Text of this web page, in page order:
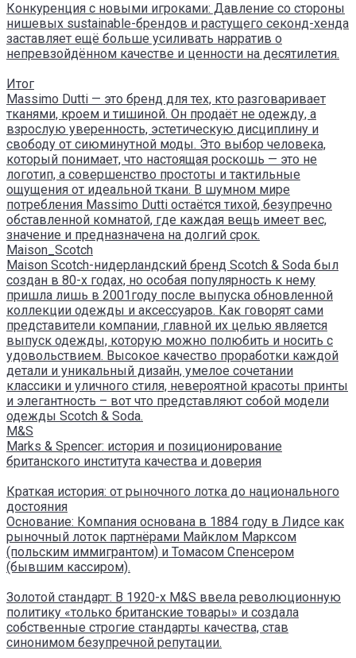
Конкуренция с новыми игроками: Давление со стороны
нишевых sustainable-брендов и растущего секонд-хенда
заставляет ещё больше усиливать нарратив о
непревзойдённом качестве и ценности на десятилетия.
Итог
Massimo Dutti — это бренд для тех, кто разговаривает
тканями, кроем и тишиной. Он продаёт не одежду, а
взрослую уверенность, эстетическую дисциплину и
свободу от сиюминутной моды. Это выбор человека,
который понимает, что настоящая роскошь — это не
логотип, а совершенство простоты и тактильные
ощущения от идеальной ткани. В шумном мире
потребления Massimo Dutti остаётся тихой, безупречно
обставленной комнатой, где каждая вещь имеет вес,
значение и предназначена на долгий срок.
Maison_Scotch
Maison Scotch-нидерландский бренд Scotch & Soda был
создан в 80-х годах, но особая популярность к нему
пришла лишь в 2001году после выпуска обновленной
коллекции одежды и аксессуаров. Как говорят сами
представители компании, главной их целью является
выпуск одежды, которую можно полюбить и носить с
удовольствием. Высокое качество проработки каждой
детали и уникальный дизайн, умелое сочетании
классики и уличного стиля, невероятной красоты принты
и элегантность – вот что представляют собой модели
одежды Scotch & Soda.
M&S
Marks & Spencer: история и позиционирование
британского института качества и доверия
Краткая история: от рыночного лотка до национального
достояния
Основание: Компания основана в 1884 году в Лидсе как
рыночный лоток партнёрами Майклом Марксом
(польским иммигрантом) и Томасом Спенсером
(бывшим кассиром).
Золотой стандарт: В 1920-х M&S ввела революционную
политику «только британские товары» и создала
собственные строгие стандарты качества, став
синонимом безупречной репутации.